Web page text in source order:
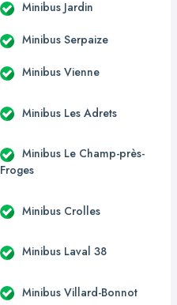
Minibus Jardin
Minibus Serpaize
Minibus Vienne
Minibus Les Adrets
Minibus Le Champ-près-
Froges
Minibus Crolles
Minibus Laval 38
Minibus Villard-Bonnot